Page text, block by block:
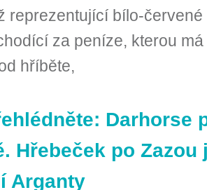
reprezentující bílo-
za peníze, kterou
hříběte,
Darhorse
Hřebeček po Zazou
Arganty